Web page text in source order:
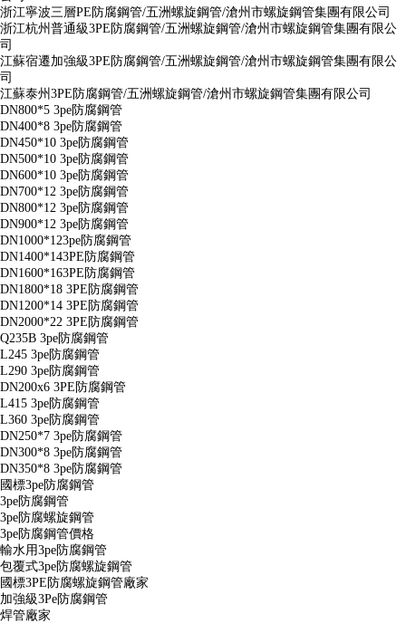
浙江寧波三層PE防腐鋼管/五洲螺旋鋼管/滄州市螺旋鋼管集團有限公司
浙江杭州普通級3PE防腐鋼管/五洲螺旋鋼管/滄州市螺旋鋼管集團有限公
司
江蘇宿遷加強級3PE防腐鋼管/五洲螺旋鋼管/滄州市螺旋鋼管集團有限公
司
江蘇泰州3PE防腐鋼管/五洲螺旋鋼管/滄州市螺旋鋼管集團有限公司
DN800*5 3pe防腐鋼管
DN400*8 3pe防腐鋼管
DN450*10 3pe防腐鋼管
DN500*10 3pe防腐鋼管
DN600*10 3pe防腐鋼管
DN700*12 3pe防腐鋼管
DN800*12 3pe防腐鋼管
DN900*12 3pe防腐鋼管
DN1000*123pe防腐鋼管
DN1400*143PE防腐鋼管
DN1600*163PE防腐鋼管
DN1800*18 3PE防腐鋼管
DN1200*14 3PE防腐鋼管
DN2000*22 3PE防腐鋼管
Q235B 3pe防腐鋼管
L245 3pe防腐鋼管
L290 3pe防腐鋼管
DN200x6 3PE防腐鋼管
L415 3pe防腐鋼管
L360 3pe防腐鋼管
DN250*7 3pe防腐鋼管
DN300*8 3pe防腐鋼管
DN350*8 3pe防腐鋼管
國標3pe防腐鋼管
3pe防腐鋼管
3pe防腐螺旋鋼管
3pe防腐鋼管價格
輸水用3pe防腐鋼管
包覆式3pe防腐螺旋鋼管
國標3PE防腐螺旋鋼管廠家
加強級3Pe防腐鋼管
焊管廠家